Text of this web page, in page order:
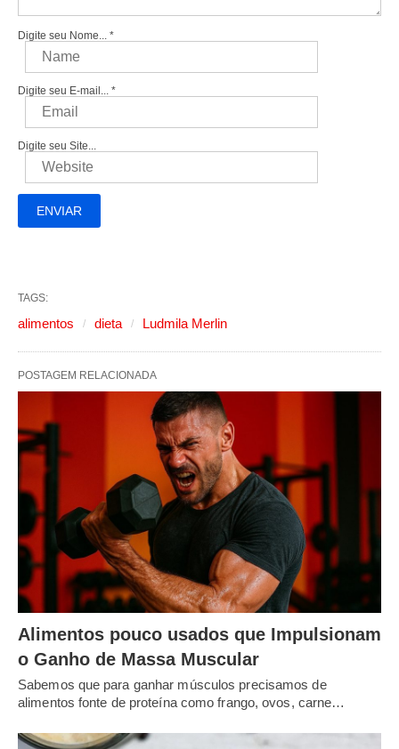
Digite seu Nome... *
Digite seu E-mail... *
Digite seu Site...
TAGS:
alimentos dieta Ludmila Merlin
POSTAGEM RELACIONADA
Alimentos pouco usados que Impulsionam
o Ganho de Massa Muscular
Sabemos que para ganhar músculos precisamos de
alimentos fonte de proteína como frango, ovos, carne…